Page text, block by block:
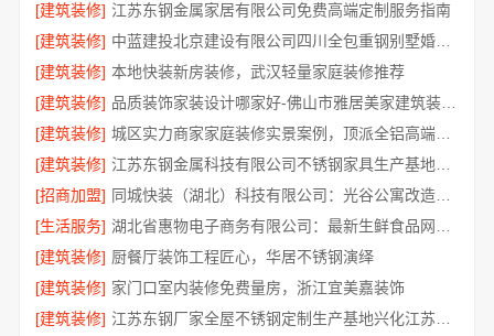
[建筑装修] 江苏东钢金属家居有限公司免费高端定制服务指南
[建筑装修]
中蓝建投北京建设有限公司四川全包重钢别墅婚房布置
[建筑装修] 本地快装新房装修，武汉轻量家庭装修推荐
[建筑装修]
品质装饰家装设计哪家好-佛山市雅居美家建筑装饰工程有限公司
[建筑装修]
城区实力商家家庭装修实景案例，顶派全铝高端定制
[建筑装修]
[招商加盟]
同城快装（湖北）科技有限公司：光谷公寓改造极简风科技家装
[生活服务]
[建筑装修] 厨餐厅装饰工程匠心，华居不锈钢演绎
[建筑装修] 家门口室内装修免费量房，浙江宜美嘉装饰
[建筑装修]
江苏东钢厂家全屋不锈钢定制生产基地兴化江苏东钢金属科技有限公司